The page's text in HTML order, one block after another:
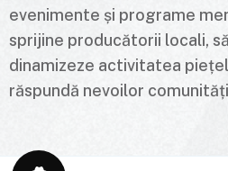
evenimente și programe
sprijine producătorii locali, să
dinamizeze activitatea
răspundă nevoilor